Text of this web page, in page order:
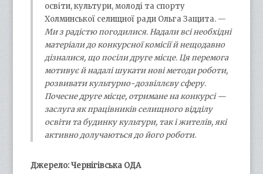
освіти, культури, молоді та спорту
Холминської селищної ради Ольга Защита. —
Ми з радістю погодилися. Надали всі необхідні
матеріали до конкурсної комісії й нещодавно
дізналися, що посіли друге місце. Ця перемога
мотивує й надалі шукати нові методи роботи,
розвивати культурно-дозвіллєву сферу.
Почесне друге місце, отримане на конкурсі —
заслуга як працівників селищного відділу
освіти та будинку культури, так і жителів, які
активно долучаються до його роботи.
Джерело: Чернігівська ОДА